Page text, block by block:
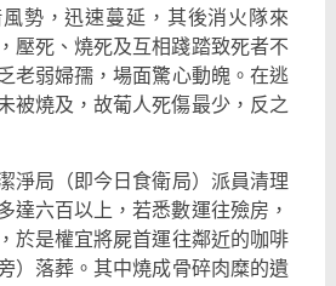
勢，迅速蔓延，其後消火隊來
壓死、燒死及互相踐踏致死者不
老弱婦孺，場面驚心動魄。在逃
被燒及，故葡人死傷最少，反之
淨局（即今日食衛局）派員清理
達六百以上，若悉數運往殮房，
於是權宜將屍首運往鄰近的咖啡
）落葬。其中燒成骨碎肉糜的遺